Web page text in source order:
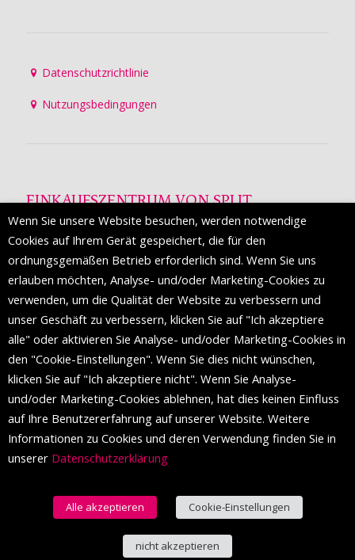
Datenschutzrichtlinie
Nutzungsbedingungen
EINKAUFSZENTRUM VON SPLIT
Die Mall of Split
ist ein prestigeträchtiges Einkaufsziel mit
etwa 200 Einzelhandelsmarken und einer Reihe von
Weltmodemarken, die zum ersten Mal in Split erscheinen.
FOLGEN SIE UNS
© 2016 Einkaufszentrum von Split. Alle Rechte vorbehalten.
Wenn Sie unsere Website besuchen, werden notwendige
Cookies auf Ihrem Gerät gespeichert, die für den
ordnungsgemäßen Betrieb erforderlich sind. Wenn Sie uns
erlauben möchten, Analyse- und/oder Marketing-Cookies zu
verwenden, um die Qualität der Website zu verbessern und
unser Geschäft zu verbessern, klicken Sie auf "Ich akzeptiere
alle" oder aktivieren Sie Analyse- und/oder Marketing-Cookies in
den "Cookie-Einstellungen". Wenn Sie dies nicht wünschen,
klicken Sie auf "Ich akzeptiere nicht". Wenn Sie Analyse-
und/oder Marketing-Cookies ablehnen, hat dies keinen Einfluss
auf Ihre Benutzererfahrung auf unserer Website. Weitere
Informationen zu Cookies und deren Verwendung finden Sie in
unserer Datenschutzerklärung
Alle akzeptieren Cookie-Einstellungen
nicht akzeptieren